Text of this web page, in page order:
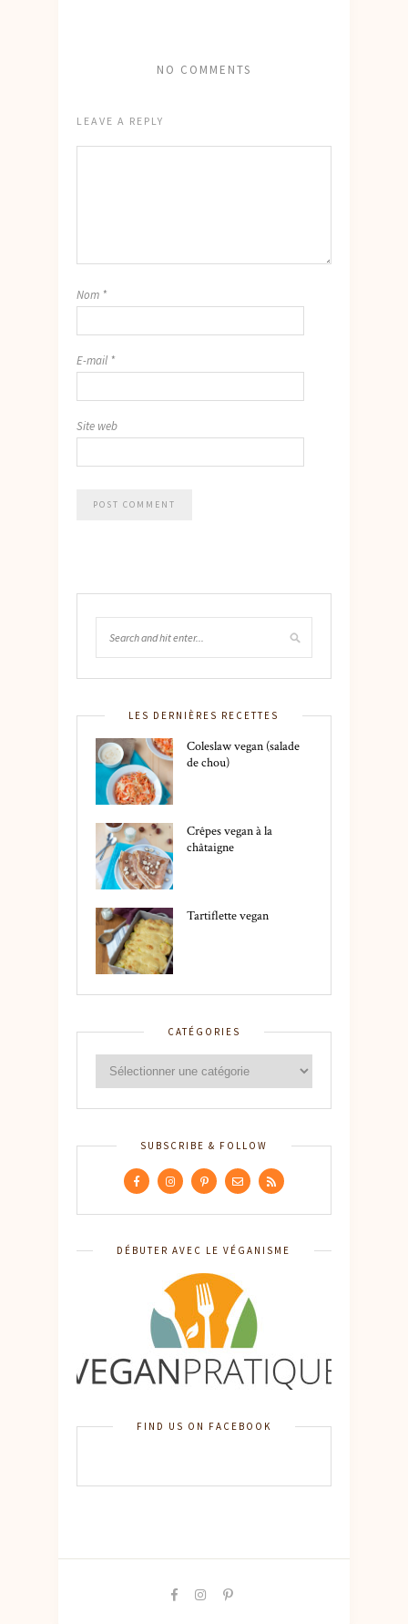
NO COMMENTS
LEAVE A REPLY
Nom *
E-mail *
Site web
LES DERNIÈRES RECETTES
Coleslaw vegan (salade
de chou)
Crêpes vegan à la
châtaigne
Tartiflette vegan
CATÉGORIES
SUBSCRIBE & FOLLOW
DÉBUTER AVEC LE VÉGANISME
FIND US ON FACEBOOK